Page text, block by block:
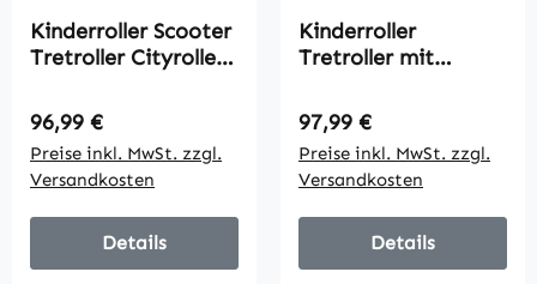
Kinderroller Scooter
Tretroller Cityroller
Kinder Kickboard
mit Luftreifen und
Handbremse
Scooter Kinder
Wasserfest Faltbar
ab 5 Jahre 16 Zoll
Weiß 139 x 58 x 90-
Regulärer Preis:
96,99 €
Preise inkl. MwSt. zzgl.
Versandkosten
Details
Kinderroller
Tretroller mit
höhenverstellbar, für
Kinder von 5 bis 12
Jahren, Weiß + Pink
Regulärer Preis:
97,99 €
Preise inkl. MwSt. zzgl.
Versandkosten
Details